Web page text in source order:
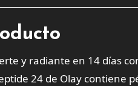
y radiante en 14 días
24 de Olay contiene